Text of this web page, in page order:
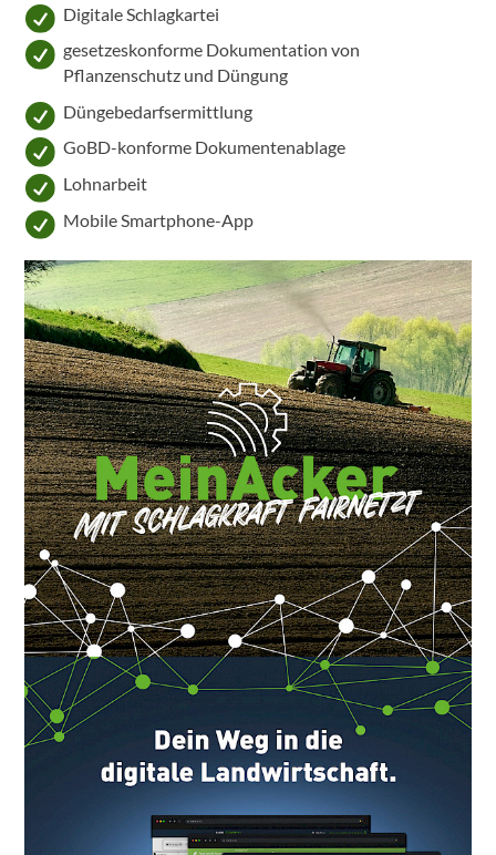
Digitale Schlagkartei
gesetzeskonforme Dokumentation von
Pflanzenschutz und Düngung
Düngebedarfsermittlung
GoBD-konforme Dokumentenablage
Lohnarbeit
Mobile Smartphone-App